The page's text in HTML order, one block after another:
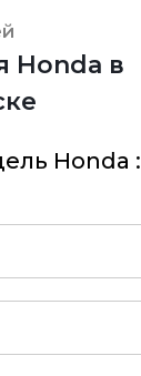
Honda в
Honda :